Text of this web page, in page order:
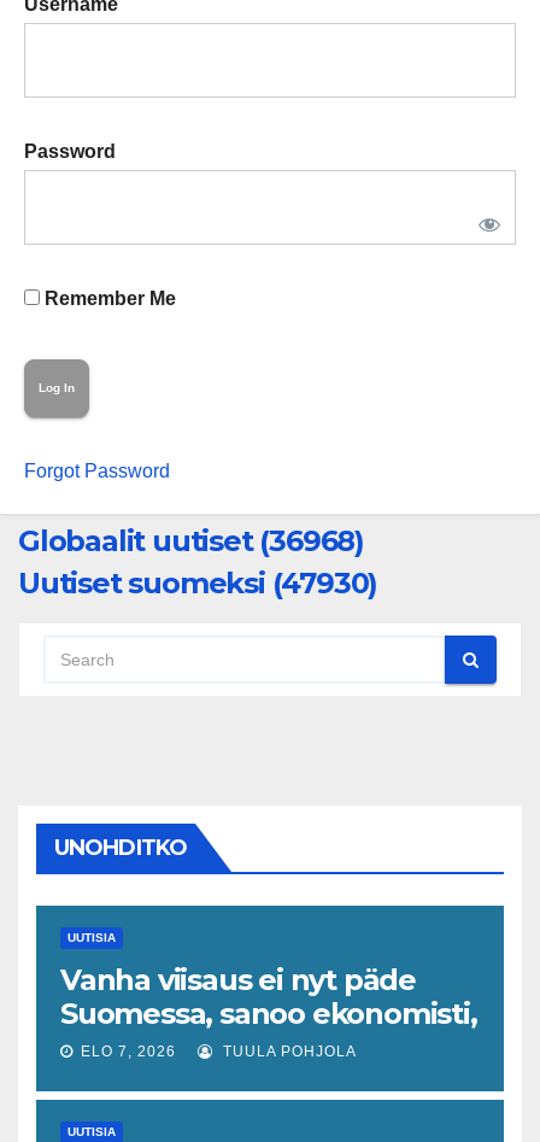
Username
Password
Remember Me
Forgot Password
Globaalit uutiset (36968)
Uutiset suomeksi (47930)
UNOHDITKO
UUTISIA
Vanha viisaus ei nyt päde
Suomessa, sanoo ekonomisti,
joka odottaa työllisyyteen
piristymistä
ELO 7, 2026 TUULA POHJOLA
UUTISIA